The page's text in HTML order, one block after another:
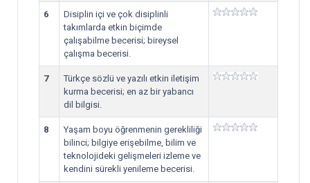
6
Disiplin içi ve çok disiplinli
takımlarda etkin biçimde
çalışabilme becerisi; bireysel
çalışma becerisi.
7
Türkçe sözlü ve yazılı etkin iletişim
kurma becerisi; en az bir yabancı
dil bilgisi.
8
Yaşam boyu öğrenmenin gerekliliği
bilinci; bilgiye erişebilme, bilim ve
teknolojideki gelişmeleri izleme ve
kendini sürekli yenileme becerisi.